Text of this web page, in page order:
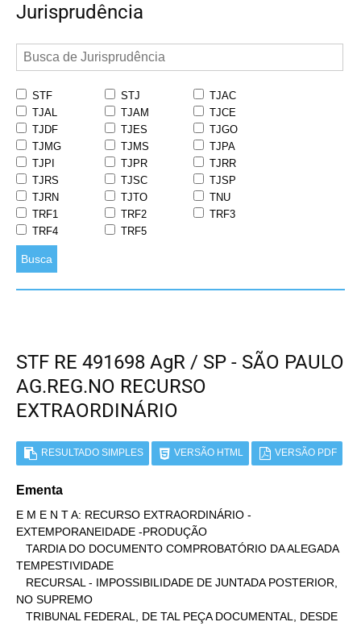
Jurisprudência
STF STJ
TJAC
TJAL
TJAM
TJCE
TJDF
TJES
TJGO
TJMG
TJMS
TJPA
TJPI
TJPR
TJRR
TJRS
TJSC
TJSP
TJRN
TJTO
TNU
TRF1
TRF2
TRF3
TRF4
TRF5
Busca
STF RE 491698 AgR / SP - SÃO PAULO
AG.REG.NO RECURSO
EXTRAORDINÁRIO
RESULTADO SIMPLES VERSÃO HTML VERSÃO PDF
Ementa
E M E N T A: RECURSO EXTRAORDINÁRIO -
EXTEMPORANEIDADE -PRODUÇÃO
TEMPESTIVIDADE
NO SUPREMO